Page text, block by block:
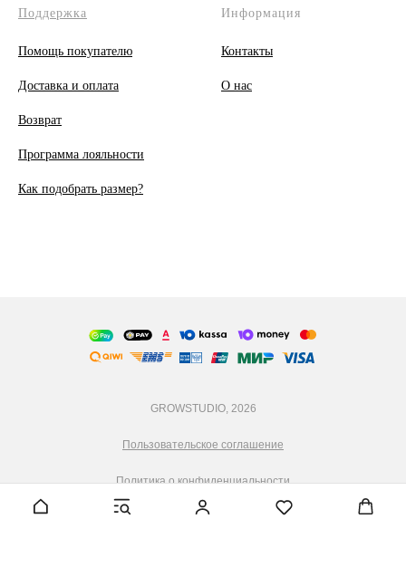
Поддержка
Помощь покупателю
Доставка и оплата
Возврат
Программа лояльности
Как подобрать размер?
Информация
Контакты
О нас
GROWSTUDIO, 2026
Пользовательское соглашение
Политика о конфиденциальности